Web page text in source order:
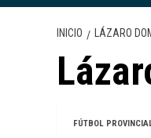
INICIO LÁZARO
FÚTBOL